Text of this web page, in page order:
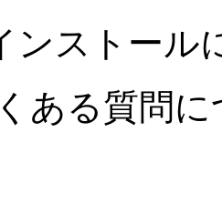
ンストール
質問に